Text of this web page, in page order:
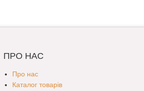
ПРО НАС
Про нас
Каталог товарів